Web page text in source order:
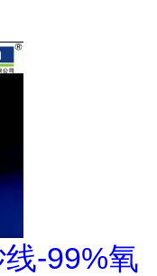
-99%氧